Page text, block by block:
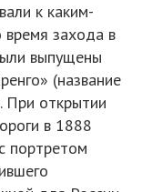
к каким-
захода в
выпущены
(название
При открытии
в 1888
портретом